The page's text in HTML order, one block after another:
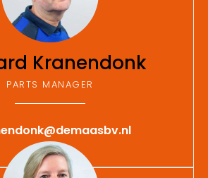
Kranendonk
PARTS MANAGER